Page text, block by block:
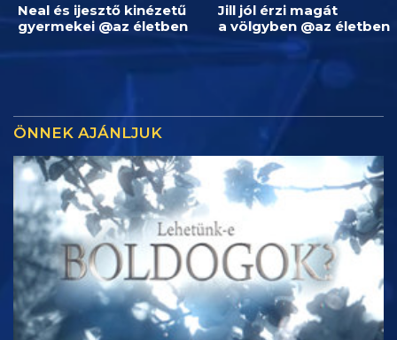
Neal és ijesztő kinézetű
gyermekei @az életben
Jill jól érzi magát
a völgyben @az életben
ÖNNEK AJÁNLJUK